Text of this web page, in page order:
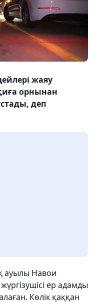
жаяу
орнынан
деп
ауылы Навои
ер адамды
Көлік қаққан